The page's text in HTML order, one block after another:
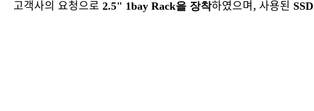
고객사의 요청으로 2.5" 1bay Rack을 장착하였으며, 사용된